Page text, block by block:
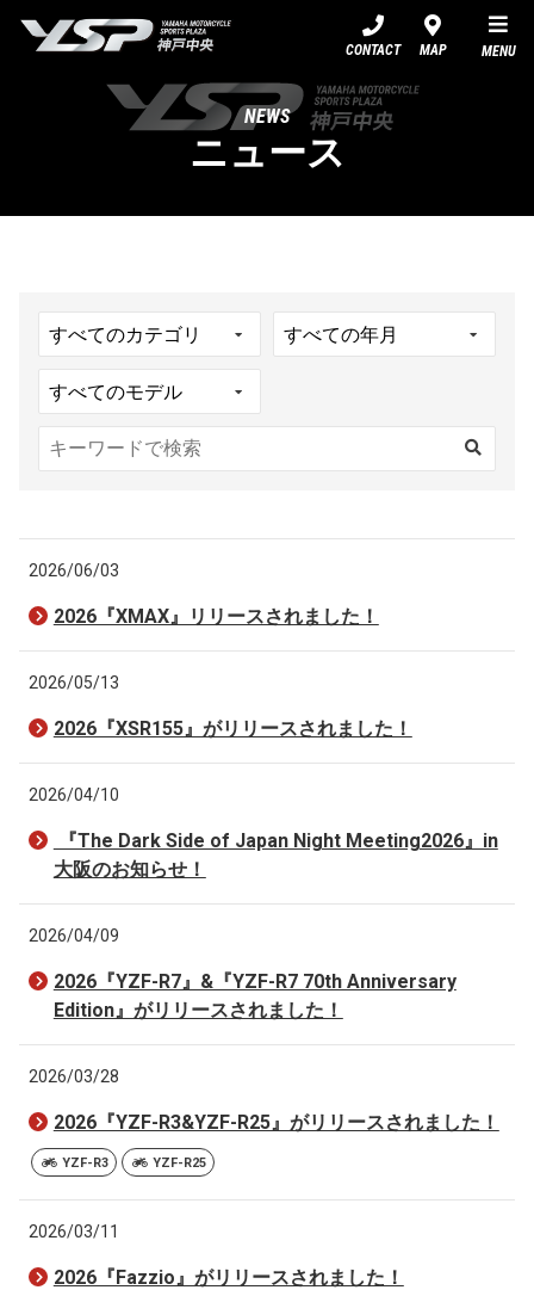
CONTACT MAP MENU
NEWS
ニュース
2026/06/03
2026『XMAX』リリースされました！
2026/05/13
2026『XSR155』がリリースされました！
2026/04/10
『The Dark Side of Japan Night Meeting2026』in
大阪のお知らせ！
2026/04/09
2026『YZF-R7』&『YZF-R7 70th Anniversary
Edition』がリリースされました！
2026/03/28
2026『YZF-R3&YZF-R25』がリリースされました！
YZF-R3 YZF-R25
2026/03/11
2026『Fazzio』がリリースされました！